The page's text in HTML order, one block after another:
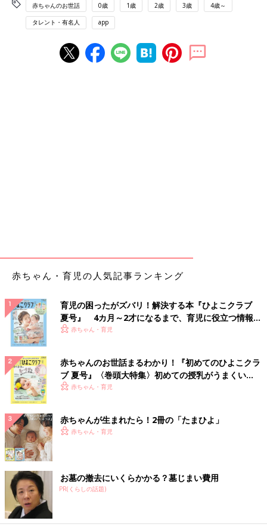
赤ちゃんのお世話 0歳 1歳 2歳 3歳 4歳～
タレント・有名人 app
赤ちゃん・育児の人気記事ランキング
育児の困ったがズバリ！解決する本『ひよこクラブ
夏号』 4カ月～2才になるまで、育児に役立つ情報が
いっぱい！
赤ちゃん・育児
赤ちゃんのお世話まるわかり！『初めてのひよこクラ
ブ 夏号』〈巻頭大特集〉初めての授乳がうまくい
く！ おっぱい・ミルクの基本と夏のトラブル 解決テ
赤ちゃん・育児
赤ちゃんが生まれたら！2冊の「たまひよ」
赤ちゃん・育児
お墓の撤去にいくらかかる？墓じまい費用
PR(くらしの話題)